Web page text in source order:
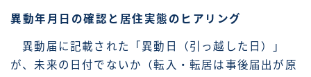
異動年月日の確認と居住実態のヒアリング
異動届に記載された「異動日（引っ越した日）」
が、未来の日付でないか（転入・転居は事後届出が原